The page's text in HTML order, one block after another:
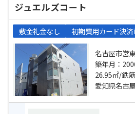
ジュエルズコート
敷金礼金なし 初期費用カード決済
名古屋市営
分 名鉄名古屋本線「栄生」駅 徒歩5
分 名古屋市営東山線「名古屋」
駅 徒歩19分
築年月：
26.95㎡/鉄
愛知県名古